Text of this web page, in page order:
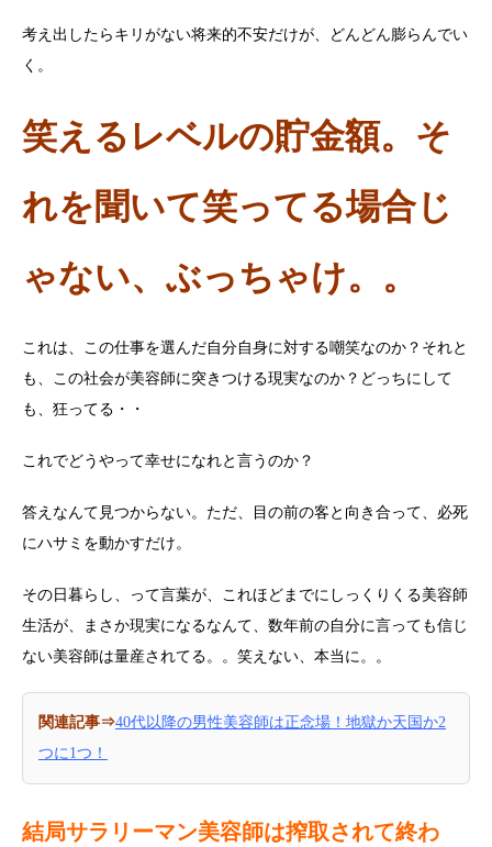
考え出したらキリがない将来的不安だけが、どんどん膨らんでい
く。
笑えるレベルの貯金額。そ
れを聞いて笑ってる場合じ
ゃない、ぶっちゃけ。。
これは、この仕事を選んだ自分自身に対する嘲笑なのか？それと
も、この社会が美容師に突きつける現実なのか？どっちにして
も、狂ってる・・
これでどうやって幸せになれと言うのか？
答えなんて見つからない。ただ、目の前の客と向き合って、必死
にハサミを動かすだけ。
その日暮らし、って言葉が、これほどまでにしっくりくる美容師
生活が、まさか現実になるなんて、数年前の自分に言っても信じ
ない美容師は量産されてる。。笑えない、本当に。。
関連記事⇒40代以降の男性美容師は正念場！地獄か天国か2
つに1つ！
結局サラリーマン美容師は搾取されて終わ